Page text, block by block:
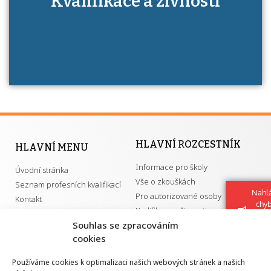
Souhlas se zpracováním
cookies
Používáme cookies k optimalizaci našich webových stránek a našich
má získání autorizace?
HLAVNÍ MENU
Úvodní stránka
Seznam profesních kvalifikací
Kontakt
HLAVNÍ ROZCESTNÍK
Informace pro školy
Vše o zkouškách
Pro autorizované osoby
Kvalifikace a živnosti